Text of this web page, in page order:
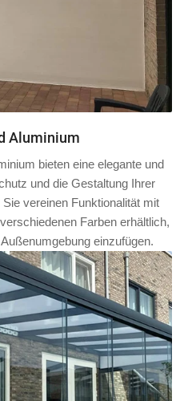
Aluminium
bieten eine elegante und
und die Gestaltung Ihrer
vereinen Funktionalität mit
Farben erhältlich,
einzufügen.